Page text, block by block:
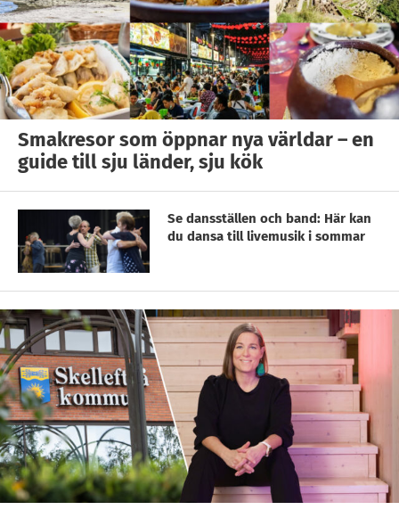
Smakresor som öppnar nya världar – en
guide till sju länder, sju kök
Se dansställen och band: Här kan
du dansa till livemusik i sommar